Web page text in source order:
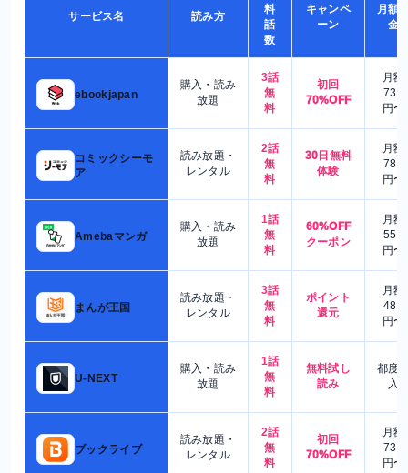
サービス名 読み方
料
話
数
キャンペ
ーン
月額
金
ebookjapan
購入・読み
放題
3話
無
料
初回
70%OFF
月額
730
円〜
コミックシーモ
ア
読み放題・
レンタル
2話
無
料
30日無料
体験
月額
780
円〜
Amebaマンガ
購入・読み
放題
1話
無
料
60%OFF
クーポン
月額
550
円〜
まんが王国
読み放題・
レンタル
3話
無
料
ポイント
還元
月額
480
円〜
U-NEXT
購入・読み
放題
1話
無
料
無料試し
読み
都度
入
ブックライブ
読み放題・
レンタル
2話
無
料
初回
70%OFF
月額
730
円〜